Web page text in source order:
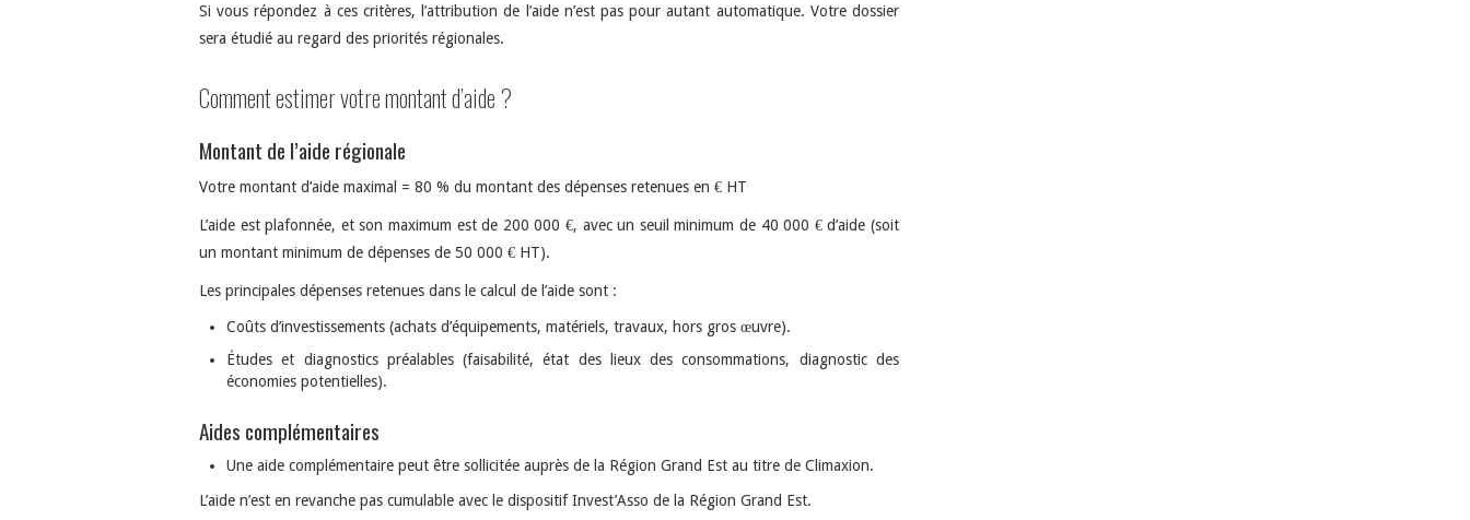
Si vous répondez à ces critères, l’attribution de l’aide n’est pas pour autant automatique. Votre dossier
sera étudié au regard des priorités régionales.
Comment estimer votre montant d’aide ?
Montant de l’aide régionale
Votre montant d’aide maximal = 80 % du montant des dépenses retenues en € HT
L’aide est plafonnée, et son maximum est de 200 000 €, avec un seuil minimum de 40 000 € d’aide (soit
un montant minimum de dépenses de 50 000 € HT).
Les principales dépenses retenues dans le calcul de l’aide sont :
Coûts d’investissements (achats d’équipements, matériels, travaux, hors gros œuvre).
Études et diagnostics préalables (faisabilité, état des lieux des consommations, diagnostic des
économies potentielles).
Aides complémentaires
Une aide complémentaire peut être sollicitée auprès de la Région Grand Est au titre de Climaxion.
L’aide n’est en revanche pas cumulable avec le dispositif Invest’Asso de la Région Grand Est.